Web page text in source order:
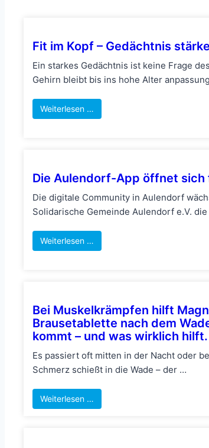
Fit im Kopf – Gedächtnis
Ein starkes Gedächtnis ist keine Frage
Gehirn bleibt bis ins hohe Alter
Weiterlesen …
Die Aulendorf-App öffnet sich
Die digitale Community in Aulendorf
Solidarische Gemeinde Aulendorf e.V.
Weiterlesen …
Bei Muskelkrämpfen hilft
Brausetablette nach dem
kommt – und was wirklich hilft.
Es passiert oft mitten in der Nacht oder
Schmerz schießt in die Wade – der …
Weiterlesen …